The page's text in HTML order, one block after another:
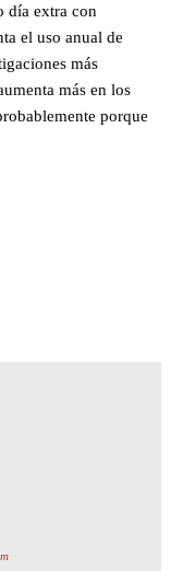
día extra con
el uso anual de
más
más en los
porque